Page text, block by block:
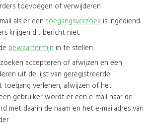
toevoegen of verwijderen.
als er eentoegangsverzoekis ingediend.
krijgen dit bericht niet.
bewaartermijnin te stellen.
accepteren of afwijzen en een
uit de lijst van geregistreerde
toegang verlenen, afwijzen of het
gebruiker wordt er een e-mail naar de
met daarin de naam en het e-mailadres van